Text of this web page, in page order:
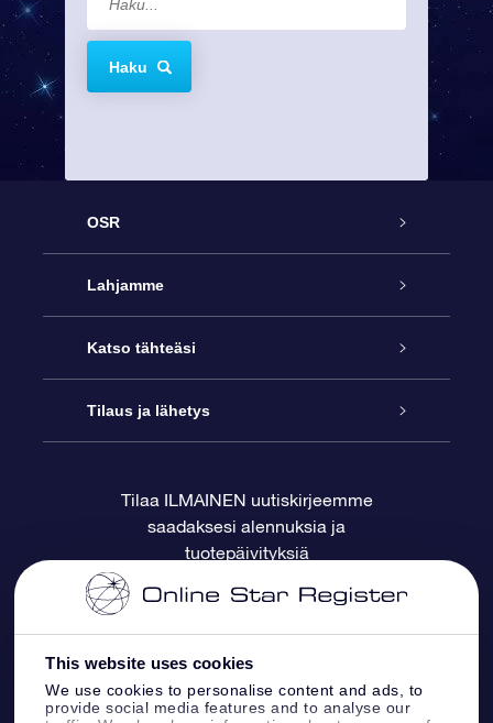
This website uses cookies
We use cookies to personalise content and ads, to
provide social media features and to analyse our
Haku
OSR
Palvelu
Ota meihin yhteyttä
Blogi
Arvostelut
Lahjamme
Online Star -lahja
OSR-lahjapakkaus
OSR-lahjakortti
Yrityslahjat
Katso tähteäsi
Star Register
Henkilökohtainen Tähtisivu
One Million Stars
OSR -tähden tallennus
Lennä tähtiin VR -sovellus
Tilaus ja lähetys
Maksutiedot
Toimitustiedot
Palautuskäytäntö
Tähtikuviosta
Tilaa ILMAINEN uutiskirjeemme
saadaksesi alennuksia ja
tuotepäivityksiä